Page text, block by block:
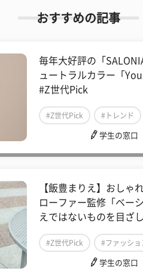
おすすめの記事
毎年大好評の「
ュートラルカラー「
#Z世代Pick
#Z世代Pick #トレンド
学生の窓口
【飯豊まりえ】おしゃ
ローファー監修「ベー
えではないものを目ざ
#Z世代Pick #ファッショ
学生の窓口